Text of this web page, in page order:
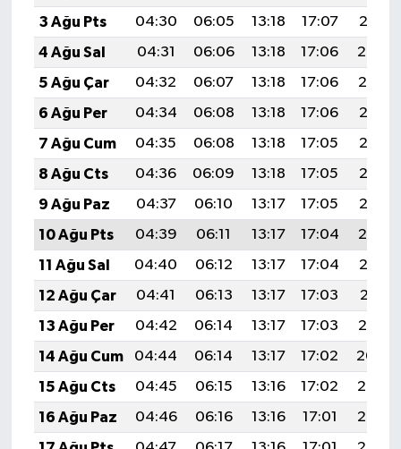
3 Ağu Pts
04:30 06:05 13:18 17:07
20:21
4 Ağu Sal
04:31 06:06 13:18 17:06
20:20
5 Ağu Çar
04:32 06:07 13:18 17:06
20:19
6 Ağu Per
04:34 06:08 13:18 17:06
20:18
7 Ağu Cum
04:35 06:08 13:18 17:05
20:17
8 Ağu Cts
04:36 06:09 13:18 17:05
20:16
9 Ağu Paz
04:37 06:10 13:17 17:05
20:15
10 Ağu Pts
04:39 06:11 13:17 17:04
20:14
11 Ağu Sal
04:40 06:12 13:17 17:04
20:12
12 Ağu Çar
04:41 06:13 13:17 17:03
20:11
13 Ağu Per
04:42 06:14 13:17 17:03
20:10
14 Ağu Cum
04:44 06:14 13:17 17:02
20:09
15 Ağu Cts
04:45 06:15 13:16 17:02
20:08
16 Ağu Paz
04:46 06:16 13:16 17:01
20:06